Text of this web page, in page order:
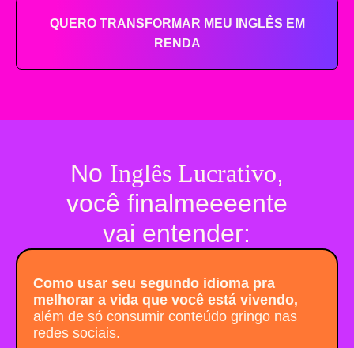
QUERO TRANSFORMAR MEU INGLÊS EM
RENDA
No Inglês Lucrativo,
você finalmeeeente
vai entender:
Como usar seu segundo idioma pra
melhorar a vida que você está vivendo,
além de só consumir conteúdo gringo nas
redes sociais.